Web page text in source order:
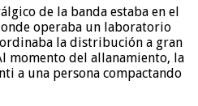
de la banda estaba en el
operaba un laboratorio
la distribución a gran
momento del allanamiento, la
a una persona compactando